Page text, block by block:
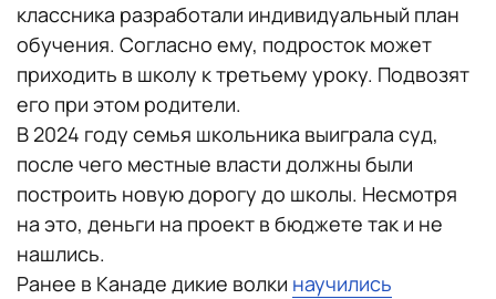
классника разработали индивидуальный план
обучения. Согласно ему, подросток может
приходить в школу к третьему уроку. Подвозят
его при этом родители.
В 2024 году семья школьника выиграла суд,
после чего местные власти должны были
построить новую дорогу до школы. Несмотря
на это, деньги на проект в бюджете так и не
нашлись.
Ранее в Канаде дикие волки научились